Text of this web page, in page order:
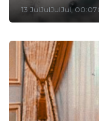
13 JulJulJulJul,